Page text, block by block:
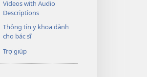
Videos with Audio
Descriptions
Thông tin y khoa dành
cho bác sĩ
Trợ giúp